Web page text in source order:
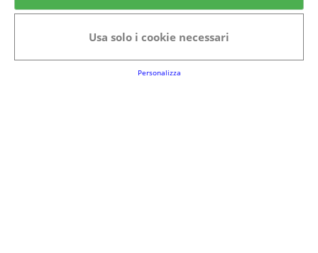
Bambini
Animali
Link Utili
Usa solo i cookie necessari
Personalizza